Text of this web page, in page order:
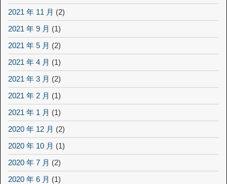
2021 年 11 月 (2)
2021 年 9 月 (1)
2021 年 5 月 (2)
2021 年 4 月 (1)
2021 年 3 月 (2)
2021 年 2 月 (1)
2021 年 1 月 (1)
2020 年 12 月 (2)
2020 年 10 月 (1)
2020 年 7 月 (2)
2020 年 6 月 (1)